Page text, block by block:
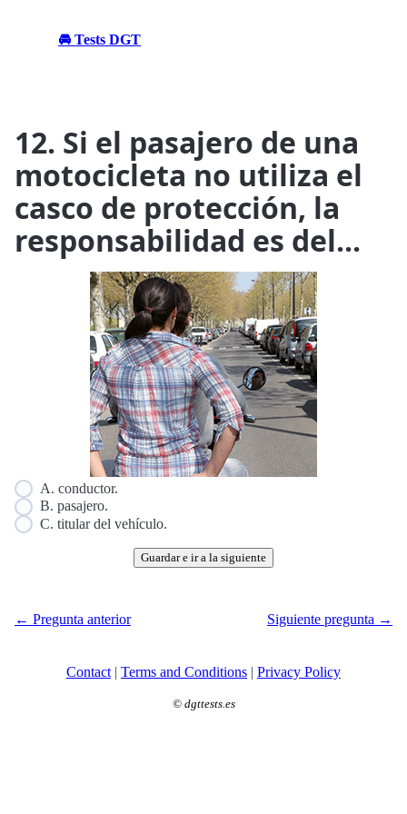
🚘 Tests DGT
12. Si el pasajero de una
motocicleta no utiliza el
casco de protección, la
responsabilidad es del...
A. conductor.
B. pasajero.
C. titular del vehículo.
Guardar e ir a la siguiente
← Pregunta anterior Siguiente pregunta →
Contact | Terms and Conditions | Privacy Policy
© dgttests.es